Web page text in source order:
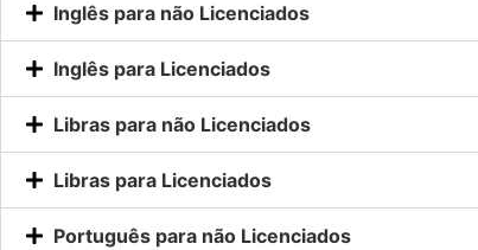
Inglês para não Licenciados
Inglês para Licenciados
Libras para não Licenciados
Libras para Licenciados
Português para não Licenciados